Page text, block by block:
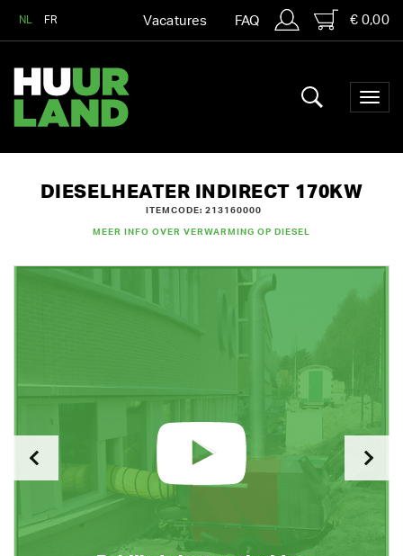
NL FR Vacatures FAQ € 0,00
DIESELHEATER INDIRECT 170KW
ITEMCODE: 213160000
MEER INFO OVER VERWARMING OP DIESEL